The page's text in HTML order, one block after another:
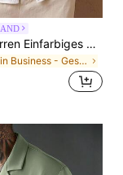
HIMLAND Herren Einfarbiges Gewebtes Lässig Kurzarm Baumwollhemd, Für Ausgehen, Ehemann, Urlaub, Vatertagsgeschenke
in Business - Geschäftspendeln Herren Oberteile